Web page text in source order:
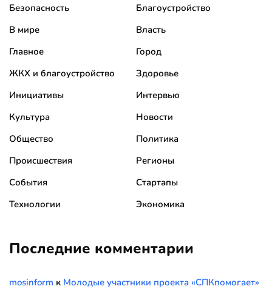
Безопасность
Благоустройство
В мире
Власть
Главное
Город
ЖКХ и благоустройство
Здоровье
Инициативы
Интервью
Культура
Новости
Общество
Политика
Происшествия
Регионы
События
Стартапы
Технологии
Экономика
Последние комментарии
mosinform к Молодые участники проекта «СПКпомогает»